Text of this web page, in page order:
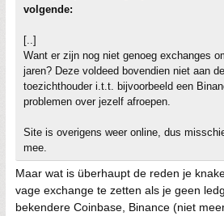
volgende:
[..]
Want er zijn nog niet genoeg exchanges
jaren? Deze voldeed bovendien niet aan
toezichthouder i.t.t. bijvoorbeeld een
problemen over jezelf afroepen.
Site is overigens weer online, dus
mee.
Maar wat is überhaupt de reden je
vage exchange te zetten als je geen
bekendere Coinbase, Binance (niet